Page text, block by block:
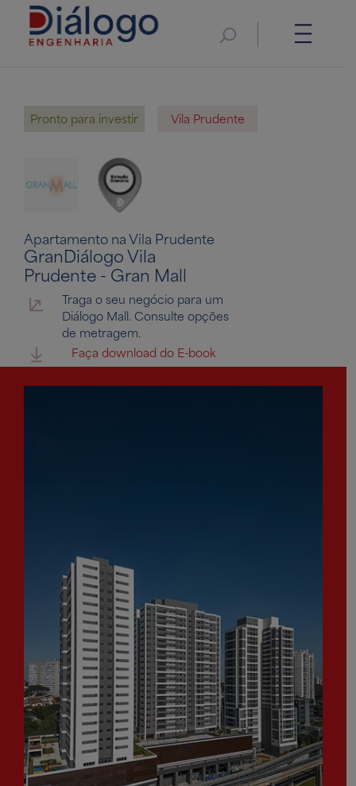
Pronto para investir Vila Prudente
Apartamento na Vila Prudente
GranDiálogo Vila
Prudente - Gran Mall
Traga o seu negócio para um
Diálogo Mall. Consulte opções
de metragem.
Faça download do E-book